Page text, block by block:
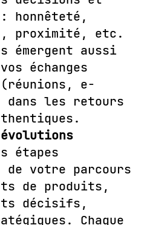
honnêteté,
proximité, etc.
émergent aussi
échanges
e-
dans les retours
étapes
de votre parcours
de produits,
décisifs,
Chaque